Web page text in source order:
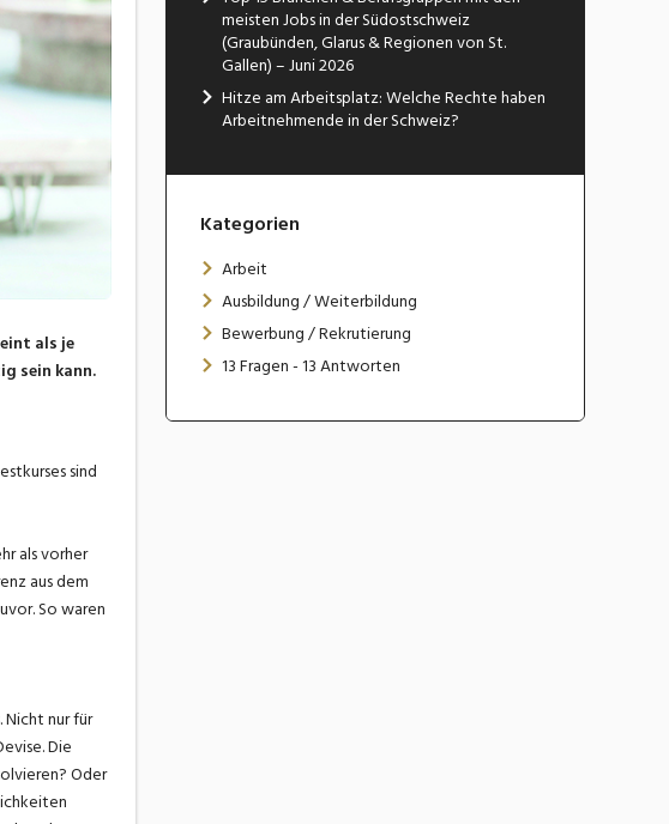
als je
sein kann.
sind
als vorher
aus dem
So waren
nur für
Die
Oder
meisten Jobs in der Südostschweiz
(Graubünden, Glarus & Regionen von St.
Gallen) – Juni 2026
Hitze am Arbeitsplatz: Welche Rechte haben
Arbeitnehmende in der Schweiz?
Kategorien
Arbeit
Ausbildung / Weiterbildung
Bewerbung / Rekrutierung
13 Fragen - 13 Antworten